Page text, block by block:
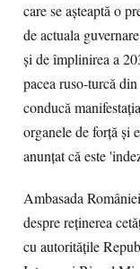
care se așteaptă o
de actuala
și de împlinirea a
pacea ruso-turcă
conducă
organele de forță și
anunțat că este
Ambasada
despre reținerea
cu autoritățile